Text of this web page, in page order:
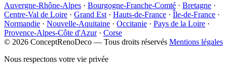
Auvergne-Rhône-Alpes · Bourgogne-Franche-Comté · Bretagne ·
Centre-Val de Loire · Grand Est · Hauts-de-France · Île-de-France ·
Normandie · Nouvelle-Aquitaine · Occitanie · Pays de la Loire ·
Provence-Alpes-Côte d'Azur · Corse
© 2026 ConceptRenoDeco — Tous droits réservés Mentions légales
Nous respectons votre vie privée